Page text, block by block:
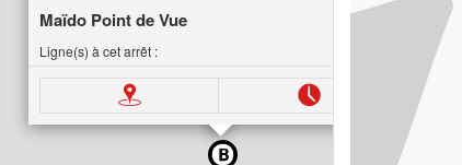
Maïdo Point de Vue
Ligne(s) à cet arrêt :